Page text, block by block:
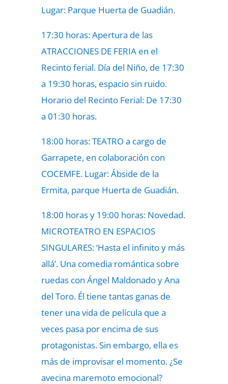
Lugar: Parque Huerta de Guadián.
17:30 horas: Apertura de las
ATRACCIONES DE FERIA en el
Recinto ferial. Día del Niño, de 17:30
a 19:30 horas, espacio sin ruido.
Horario del Recinto Ferial: De 17:30
a 01:30 horas.
18:00 horas: TEATRO a cargo de
Garrapete, en colaboración con
COCEMFE. Lugar: Ábside de la
Ermita, parque Huerta de Guadián.
18:00 horas y 19:00 horas: Novedad.
MICROTEATRO EN ESPACIOS
SINGULARES: ‘Hasta el infinito y más
allá’. Una comedia romántica sobre
ruedas con Ángel Maldonado y Ana
del Toro. Él tiene tantas ganas de
tener una vida de película que a
veces pasa por encima de sus
protagonistas. Sin embargo, ella es
más de improvisar el momento. ¿Se
avecina maremoto emocional?